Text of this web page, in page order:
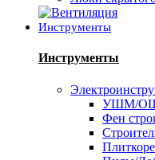
Инструменты
Инструменты
УШМ/
Фен